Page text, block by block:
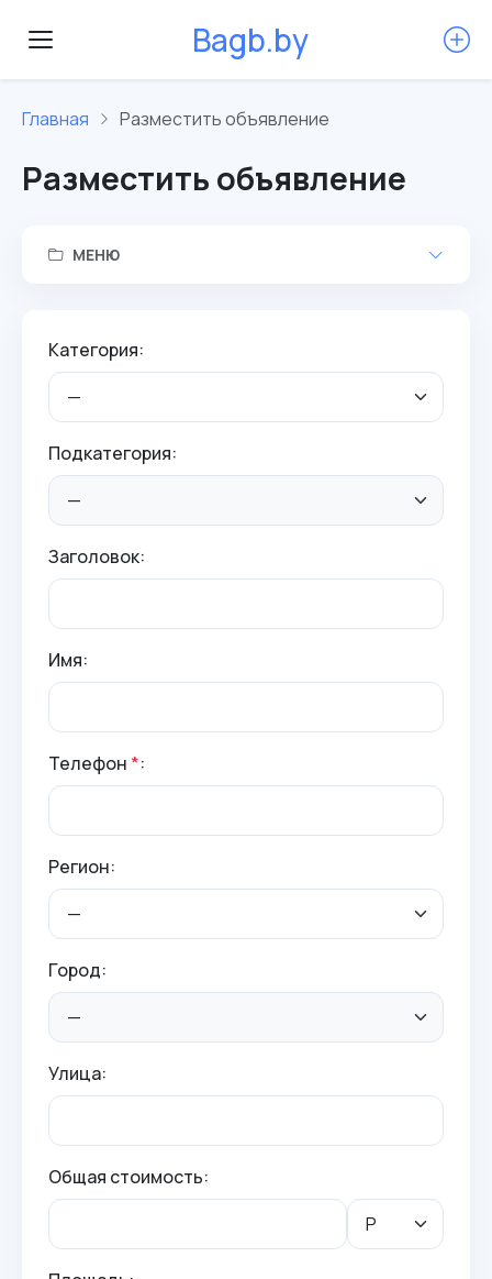
Bagb.by
Главная Разместить объявление
Разместить объявление
МЕНЮ
Категория:
Подкатегория:
Заголовок:
Имя:
Телефон *:
Регион:
Город:
Улица:
Общая стоимость: